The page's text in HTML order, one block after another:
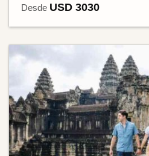
Desde USD 3030